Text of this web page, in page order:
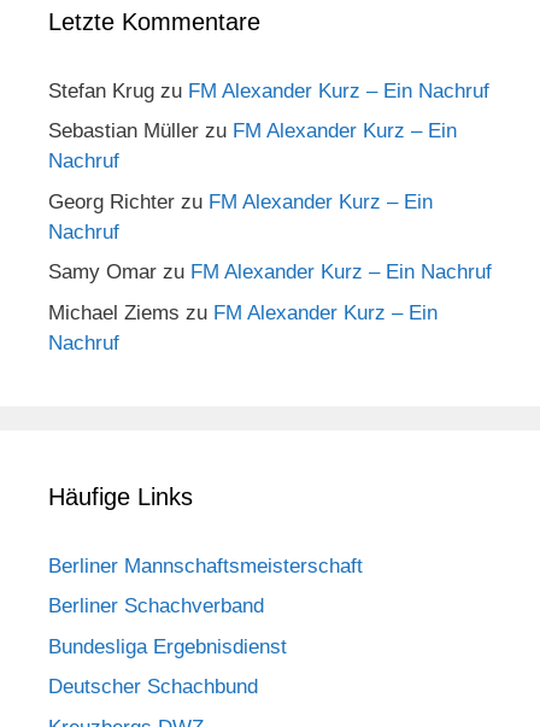
Letzte Kommentare
Stefan Krug zu FM Alexander Kurz – Ein Nachruf
Sebastian Müller zu FM Alexander Kurz – Ein
Nachruf
Georg Richter zu FM Alexander Kurz – Ein
Nachruf
Samy Omar zu FM Alexander Kurz – Ein Nachruf
Michael Ziems zu FM Alexander Kurz – Ein
Nachruf
Häufige Links
Berliner Mannschaftsmeisterschaft
Berliner Schachverband
Bundesliga Ergebnisdienst
Deutscher Schachbund